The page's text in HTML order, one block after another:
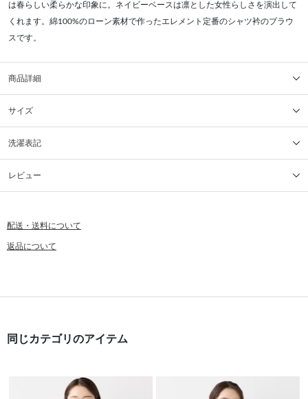
は春らしい柔らかな印象に。ネイビーベースは凛とした女性らしさを演出して
くれます。綿100%のローン素材で作ったエレメント定番のシャツ衿のブラウ
スです。
商品詳細
サイズ
洗濯表記
レビュー
配送・送料について
返品について
同じカテゴリのアイテム